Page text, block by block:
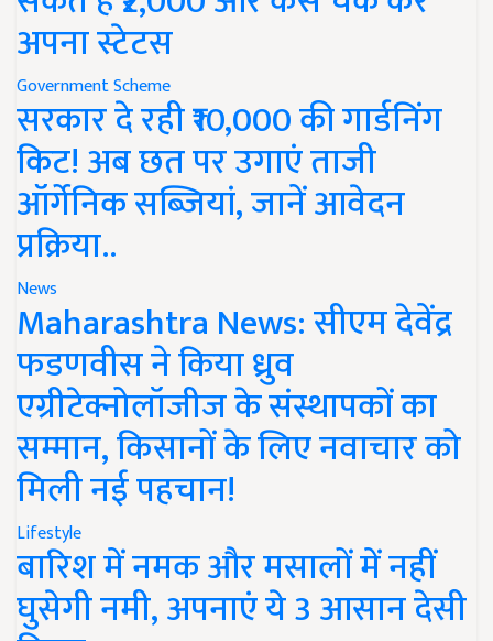
अपना स्टेटस
Government Scheme
सरकार दे रही ₹10,000 की गार्डनिंग
किट! अब छत पर उगाएं ताजी
ऑर्गेनिक सब्जियां, जानें आवेदन
प्रक्रिया..
News
Maharashtra News: सीएम देवेंद्र
फडणवीस ने किया ध्रुव
एग्रीटेक्नोलॉजीज के संस्थापकों का
सम्मान, किसानों के लिए नवाचार को
मिली नई पहचान!
Lifestyle
बारिश में नमक और मसालों में नहीं
घुसेगी नमी, अपनाएं ये 3 आसान देसी